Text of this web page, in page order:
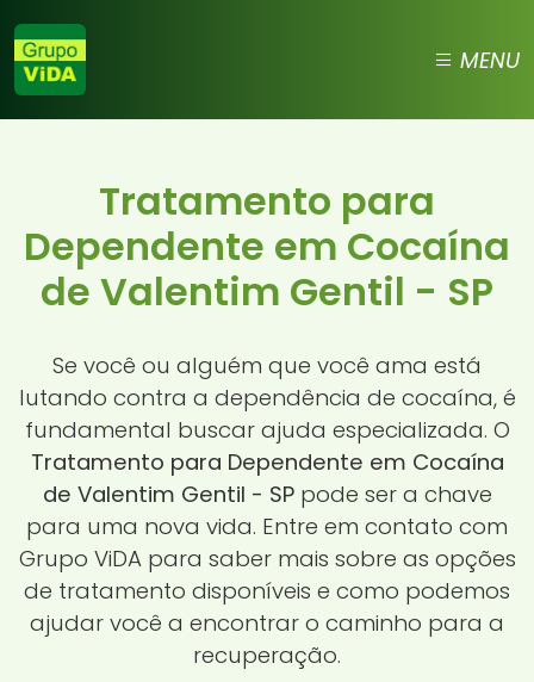
MENU
Tratamento para
Dependente em Cocaína
de Valentim Gentil - SP
Se você ou alguém que você ama está
lutando contra a dependência de cocaína, é
fundamental buscar ajuda especializada. O
Tratamento para Dependente em Cocaína
de Valentim Gentil - SPpode ser a chave
para uma nova vida. Entre em contato com
Grupo ViDA para saber mais sobre as opções
de tratamento disponíveis e como podemos
ajudar você a encontrar o caminho para a
recuperação.